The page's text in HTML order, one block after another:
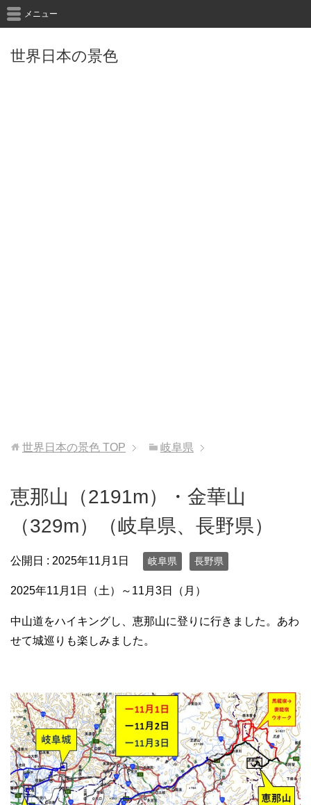
世界日本の景色
メニュー
世界日本の景色 TOP 岐阜県
恵那山（2191m）・金華山
（329m）（岐阜県、長野県）
公開日 : 2025年11月1日 岐阜県 長野県
2025年11月1日（土）～11月3日（月）
中山道をハイキングし、恵那山に登りに行きました。あわ
せて城巡りも楽しみました。